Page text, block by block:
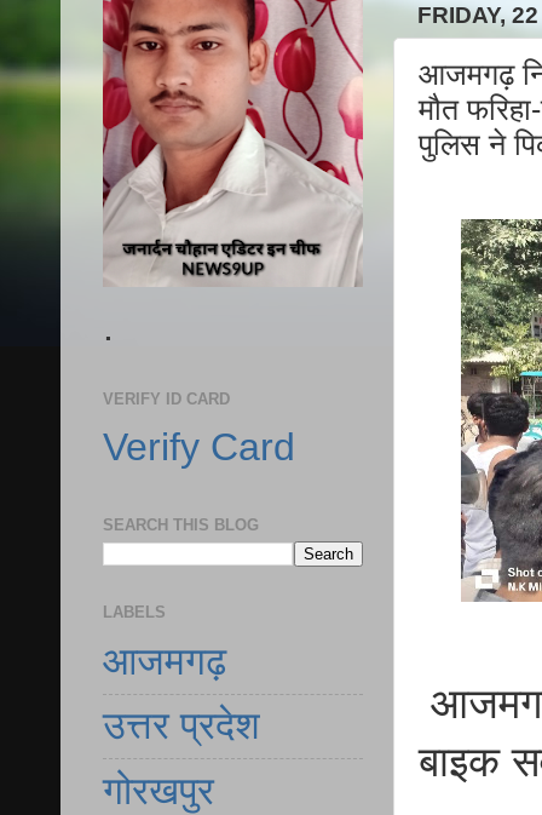
FRIDAY,
आजमगढ़
मौत
पुलिस ने
बाइक
.
VERIFY ID CARD
Verify Card
SEARCH THIS BLOG
LABELS
आजमगढ़
उत्तर प्रदेश
गोरखपुर